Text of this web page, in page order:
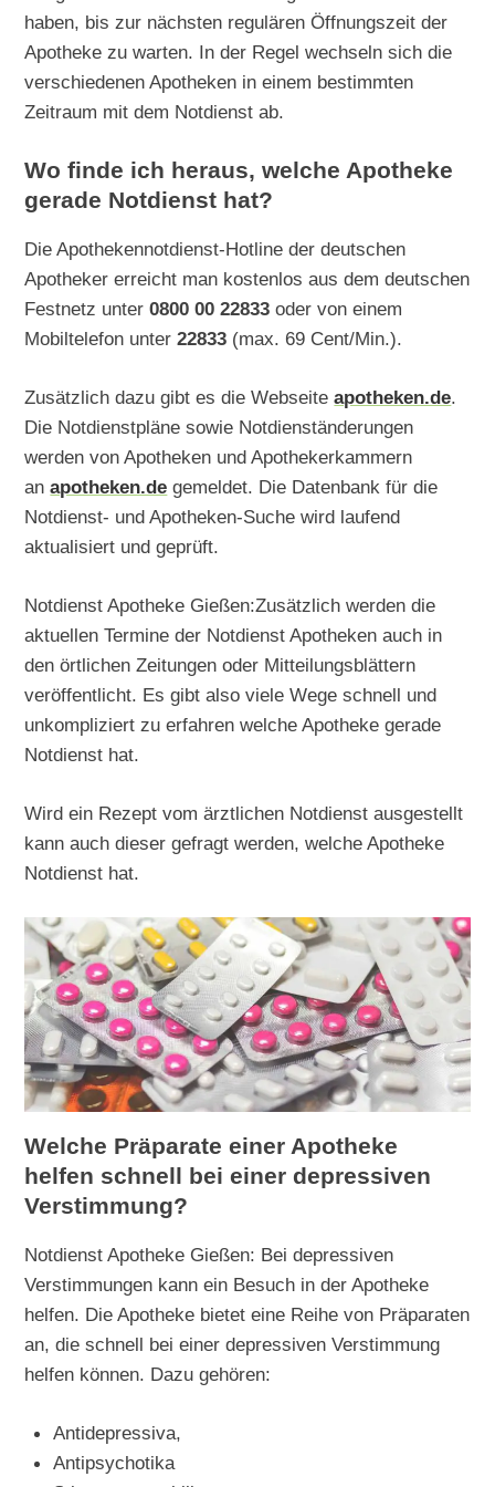
haben, bis zur nächsten regulären Öffnungszeit der
Apotheke zu warten. In der Regel wechseln sich die
verschiedenen Apotheken in einem bestimmten
Zeitraum mit dem Notdienst ab.
Wo finde ich heraus, welche Apotheke
gerade Notdienst hat?
Die Apothekennotdienst-Hotline der deutschen
Apotheker erreicht man kostenlos aus dem deutschen
Festnetz unter0800 00 22833 oder von einem
Mobiltelefon unter22833 (max. 69 Cent/Min.).
Zusätzlich dazu gibt es die Webseiteapotheken.de.
Die Notdienstpläne sowie Notdienständerungen
werden von Apotheken und Apothekerkammern
anapotheken.de gemeldet. Die Datenbank für die
Notdienst- und Apotheken-Suche wird laufend
aktualisiert und geprüft.
Notdienst Apotheke Gießen:Zusätzlich werden die
aktuellen Termine der Notdienst Apotheken auch in
den örtlichen Zeitungen oder Mitteilungsblättern
veröffentlicht. Es gibt also viele Wege schnell und
unkompliziert zu erfahren welche Apotheke gerade
Notdienst hat.
Wird ein Rezept vom ärztlichen Notdienst ausgestellt
kann auch dieser gefragt werden, welche Apotheke
Notdienst hat.
Welche Präparate einer Apotheke
helfen schnell bei einer depressiven
Verstimmung?
Notdienst Apotheke Gießen: Bei depressiven
Verstimmungen kann ein Besuch in der Apotheke
helfen. Die Apotheke bietet eine Reihe von Präparaten
an, die schnell bei einer depressiven Verstimmung
helfen können. Dazu gehören:
Antidepressiva,
Antipsychotika